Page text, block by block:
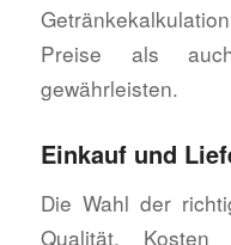
Preise als
gewährleisten.
Einkauf und
Die Wahl der
Qualität, Kosten